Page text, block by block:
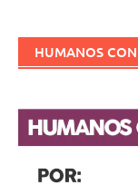
HUMANOS